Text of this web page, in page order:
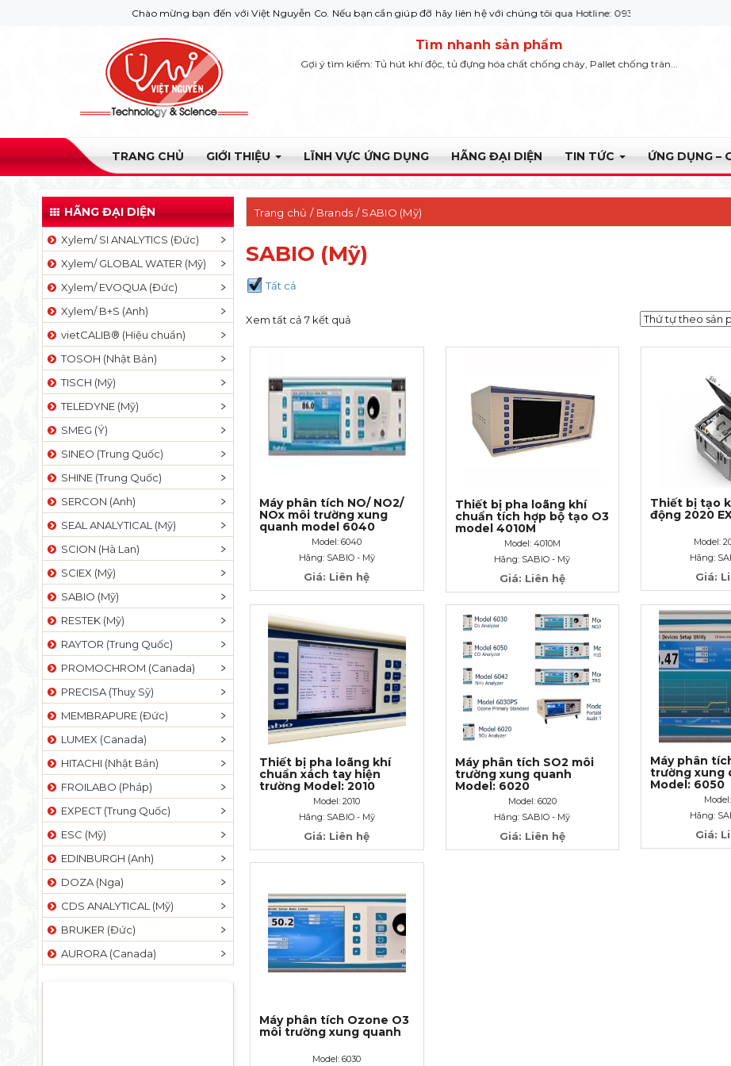
Chào mừng bạn đến với Việt Nguyễn Co. Nếu bạn cần giúp đỡ hãy liên hệ với chúng tôi qua Hotline: 0932 664422
Tìm nhanh sản phẩm
Gợi ý tìm kiếm: Tủ hút khí độc, tủ đựng hóa chất chống cháy, Pallet chống tràn...
TRANG CHỦ GIỚI THIỆU LĨNH VỰC ỨNG DỤNG HÃNG ĐẠI DIỆN TIN TỨC ỨNG DỤNG –
HÃNG ĐẠI DIỆN
Xylem/ SI ANALYTICS (Đức)
Xylem/ GLOBAL WATER (Mỹ)
Xylem/ EVOQUA (Đức)
Xylem/ B+S (Anh)
vietCALIB® (Hiệu chuẩn)
TOSOH (Nhật Bản)
TISCH (Mỹ)
TELEDYNE (Mỹ)
SMEG (Ý)
SINEO (Trung Quốc)
SHINE (Trung Quốc)
SERCON (Anh)
SEAL ANALYTICAL (Mỹ)
SCION (Hà Lan)
SCIEX (Mỹ)
SABIO (Mỹ)
RESTEK (Mỹ)
RAYTOR (Trung Quốc)
PROMOCHROM (Canada)
PRECISA (Thuỵ Sỹ)
MEMBRAPURE (Đức)
LUMEX (Canada)
HITACHI (Nhật Bản)
FROILABO (Pháp)
EXPECT (Trung Quốc)
ESC (Mỹ)
EDINBURGH (Anh)
DOZA (Nga)
CDS ANALYTICAL (Mỹ)
BRUKER (Đức)
AURORA (Canada)
Trang chủ / Brands / SABIO (Mỹ)
SABIO (Mỹ)
Tất cả
Xem tất cả 7 kết quả
Máy phân tích NO/ NO2/
NOx môi trường xung
quanh model 6040
Model: 6040
Hãng: SABIO - Mỹ
Giá: Liên hệ
Thiết bị pha loãng khí
chuẩn tích hợp bộ tạo O3
model 4010M
Model: 4010M
Hãng: SABIO - Mỹ
Giá: Liên hệ
Thiết bị tạo
động 2020
Model:
Hãng:
Giá:
Thiết bị pha loãng khí
chuẩn xách tay hiện
trường Model: 2010
Model: 2010
Hãng: SABIO - Mỹ
Giá: Liên hệ
Máy phân tích SO2 môi
trường xung quanh
Model: 6020
Model: 6020
Hãng: SABIO - Mỹ
Giá: Liên hệ
Máy phân
trường xung
Model: 6050
Hãng:
Giá:
Máy phân tích Ozone O3
môi trường xung quanh
Model: 6030